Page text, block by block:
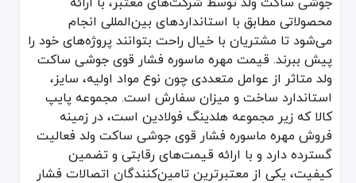
محصولاتی مطابق با استانداردهای بین‌المللی انجام
می‌شود تا مشتریان با خیال راحت بتوانند پروژه‌های خود را
پیش ببرند. قیمت مهره ماسوره فشار قوی جوشی ساکت
ولد متاثر از عوامل متعددی چون نوع مواد اولیه، سایز،
استاندارد ساخت و میزان سفارش است. مجموعه پایپ
کالا که زیر مجموعه هلدینگ فولادین است، در زمینه
فروش مهره ماسوره فشار قوی جوشی ساکت ولد فعالیت
گسترده دارد و با ارائه قیمت‌های رقابتی و تضمین
کیفیت، یکی از معتبرترین تامین‌کنندگان اتصالات فشار